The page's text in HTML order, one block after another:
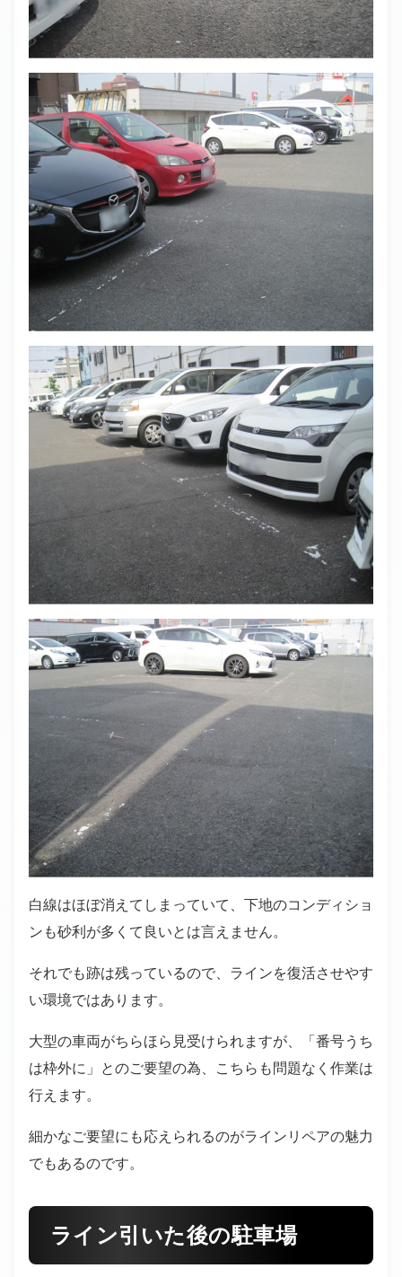
白線はほぼ消えてしまっていて、下地のコンディショ
ンも砂利が多くて良いとは言えません。
それでも跡は残っているので、ラインを復活させやす
い環境ではあります。
大型の車両がちらほら見受けられますが、「番号うち
は枠外に」とのご要望の為、こちらも問題なく作業は
行えます。
細かなご要望にも応えられるのがラインリペアの魅力
でもあるのです。
ライン引いた後の駐車場